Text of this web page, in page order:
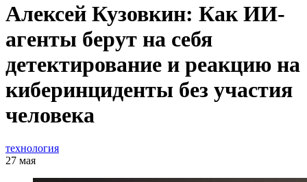
Алексей Кузовкин: Как ИИ-
агенты берут на себя
детектирование и реакцию на
киберинциденты без участия
человека
технология
27 мая